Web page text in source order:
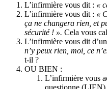
L’infirmière vous dit : «
L’infirmière vous dit : «
ça ne changera rien, et
sécurité ! ». Cela vous
L’infirmière vous dit
n’y peux rien, moi, ce
t-il ?
OU BIEN :
L’infirmière vous